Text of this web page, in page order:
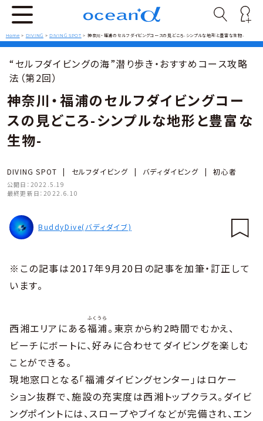
Home > DIVING >DIVING SPOT > 神奈川・福浦のセルフダイビングコースの見どころ-シンプルな地形と豊富な生物-
“セルフダイビングの海”潜り歩き・おすすめコース攻略
法（第2回）
神奈川・福浦のセルフダイビングコー
スの見どころ-シンプルな地形と豊富な
生物-
DIVING SPOT | セルフダイビング | バディダイビング | 初心者
公開日： 2022.5.19
最終更新日： 2022.6.10
BuddyDive(バディダイブ)
※この記事は2017年9月20日の記事を加筆・訂正して
います。
西湘エリアにある福浦
ふくうら
。東京から約2時間でむかえ、
ビーチにボートに、好みに合わせてダイビングを楽しむ
ことができる。
現地窓口となる「福浦ダイビングセンター」はロケー
ション抜群で、施設の充実度は西湘トップクラス。ダイビ
ングポイントには、スロープやブイなどが完備され、エン